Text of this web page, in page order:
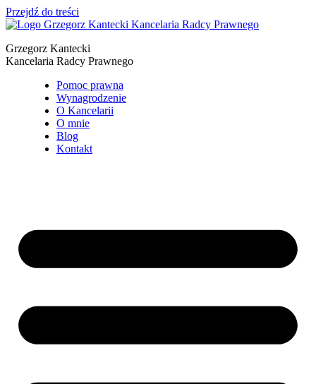
Przejdź do treści
Grzegorz Kantecki
Kancelaria Radcy Prawnego
Pomoc prawna
Wynagrodzenie
O Kancelarii
O mnie
Blog
Kontakt